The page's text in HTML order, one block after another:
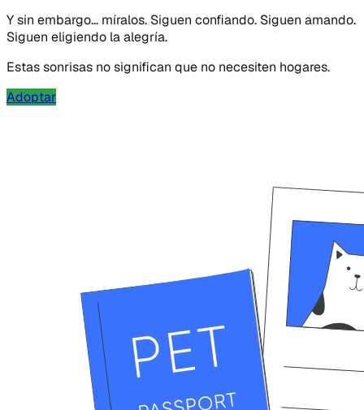
Y sin embargo… míralos. Siguen confiando. Siguen amando.
Siguen eligiendo la alegría.
Estas sonrisas no significan que no necesiten hogares.
Adoptar